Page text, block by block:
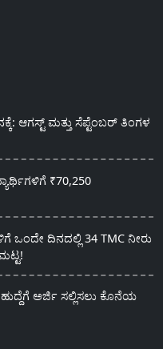
ಆಗಸ್ಟ್ ಮತ್ತು ಸೆಪ್ಟೆಂಬರ್ ತಿಂಗಳ
₹70,250
ಒಂದೇ ದಿನದಲ್ಲಿ 34 TMC ನೀರು
ಅರ್ಜಿ ಸಲ್ಲಿಸಲು ಕೊನೆಯ